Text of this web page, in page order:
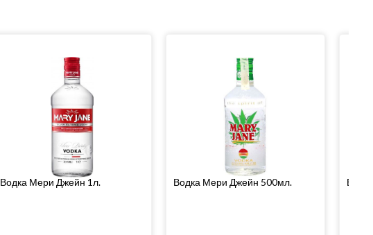
Водка Мери Джейн 1л. Водка Мери Джейн 500мл.